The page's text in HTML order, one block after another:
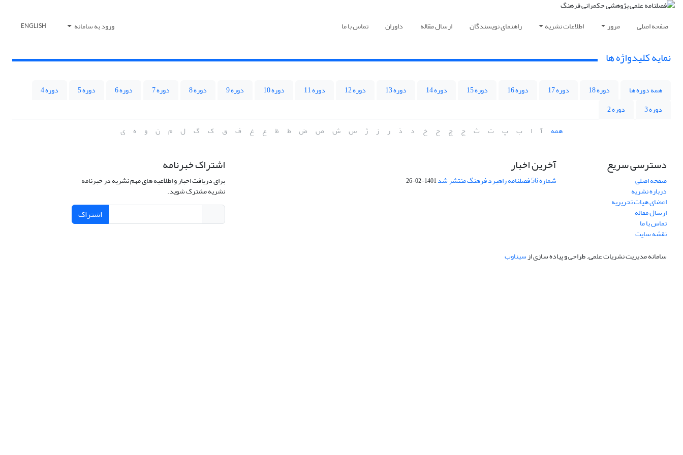
صفحه اصلی مرور اطلاعات نشریه راهنمای نویسندگان ارسال مقاله داوران تماس با ما ورود به سامانه ENGLISH
نمایه کلیدواژه ها
همه دوره ها دوره 18 دوره 17 دوره 16 دوره 15 دوره 14 دوره 13 دوره 12 دوره 11 دوره 10 دوره 9 دوره 8 دوره 7 دوره 6 دوره 5
دوره 4
دوره 3
دوره 2
همه
آ ا ب پ ت ث ج چ ح خ د ذ ر ز ژ س ش ص ض ط ظ ع غ ف ق ک گ ل م ن و ه ی
دسترسی سریع
صفحه اصلی
درباره نشریه
اعضای هیات تحریریه
ارسال مقاله
تماس با ما
نقشه سایت
آخرین اخبار
شماره 56 فصلنامه راهبرد فرهنگ منتشر شد 1401-02-26
اشتراک خبرنامه
برای دریافت اخبار و اطلاعیه های مهم نشریه در خبرنامه
نشریه مشترک شوید.
اشتراک
سامانه مدیریت نشریات علمی.طراحی و پیاده سازی ازسیناوب